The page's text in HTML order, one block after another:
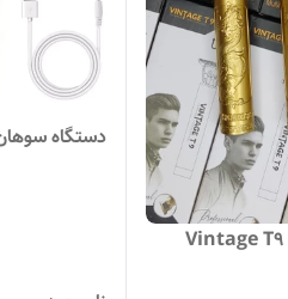
دستگاه سوهان سنگ پای شارژی M64